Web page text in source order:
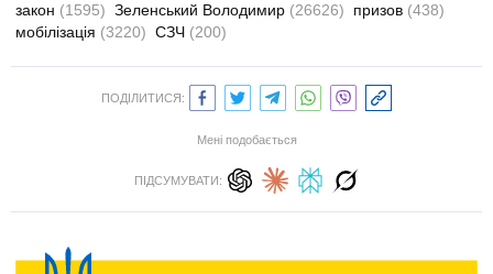
закон (1595) Зеленський Володимир (26626) призов (438)
мобілізація (3220) СЗЧ (200)
ПОДІЛИТИСЯ:
Мені подобається
ПІДСУМУВАТИ: